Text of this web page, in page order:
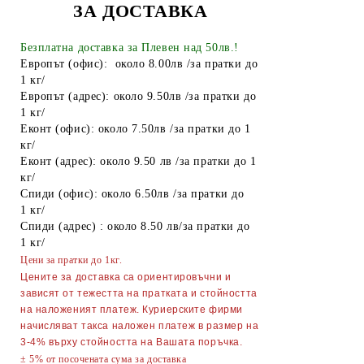
Пликове за лед
Боя за яйца
Други
ТАБАКЕРИ
Запалки
Тенджери
украса
АКСЕСОАРИ ЗА КОСА
Гребени
ОГЛЕДАЛА
ПИНСЕТИ
ЗА ДОСТАВКА
Безплатна доставка за Плевен над 50лв.!
Европът (офис): около 8.00лв /за пратки до
1 кг/
Европът (адрес): около 9.50лв /за пратки до
1 кг/
Еконт (офис): около 7.50лв /за пратки до 1
кг/
Еконт (адрес): около 9.50 лв /за пратки до 1
кг/
Спиди (офис): около 6.50лв /за пратки до
1 кг/
Спиди (адрес) : около 8.50 лв/за пратки до
1 кг/
Цени за пратки до 1кг.
Цените за доставка са ориентировъчни и
зависят от тежестта на пратката и стойността
на наложеният платеж. Куриерските фирми
начисляват такса наложен платеж в размер на
3-4% върху стойността на Вашата поръчка.
± 5% от посочената сума за доставка